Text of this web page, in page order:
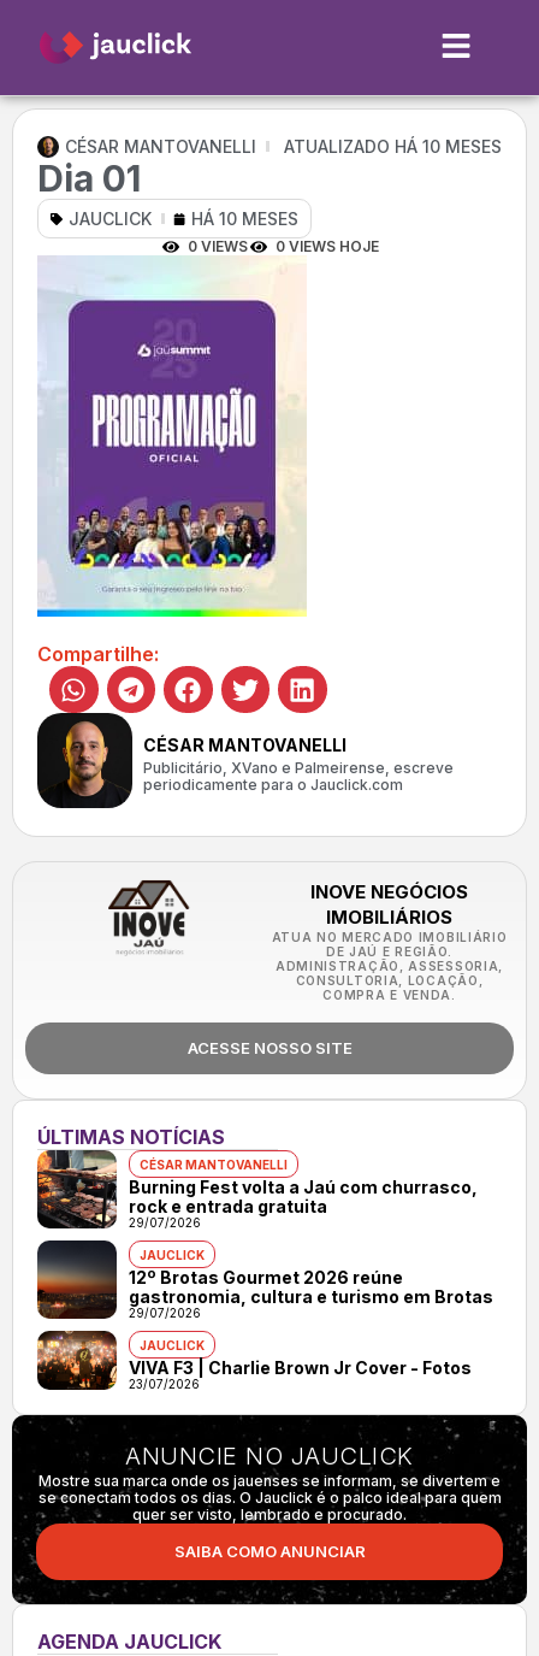
CÉSAR MANTOVANELLI ATUALIZADO HÁ 10 MESES
Dia 01
JAUCLICK HÁ 10 MESES
0 VIEWS 0 VIEWS HOJE
Compartilhe:
CÉSAR MANTOVANELLI
Publicitário, XVano e Palmeirense, escreve
periodicamente para o Jauclick.com
INOVE NEGÓCIOS
IMOBILIÁRIOS
ATUA NO MERCADO IMOBILIÁRIO
DE JAÚ E REGIÃO.
ADMINISTRAÇÃO, ASSESSORIA,
CONSULTORIA, LOCAÇÃO,
COMPRA E VENDA.
ACESSE NOSSO SITE
ÚLTIMAS NOTÍCIAS
CÉSAR MANTOVANELLI
Burning Fest volta a Jaú com churrasco,
rock e entrada gratuita
29/07/2026
JAUCLICK
12º Brotas Gourmet 2026 reúne
gastronomia, cultura e turismo em Brotas
29/07/2026
JAUCLICK
VIVA F3 | Charlie Brown Jr Cover - Fotos
23/07/2026
ANUNCIE NO JAUCLICK
Mostre sua marca onde os jauenses se informam, se divertem e
se conectam todos os dias. O Jauclick é o palco ideal para quem
quer ser visto, lembrado e procurado.
SAIBA COMO ANUNCIAR
AGENDA JAUCLICK